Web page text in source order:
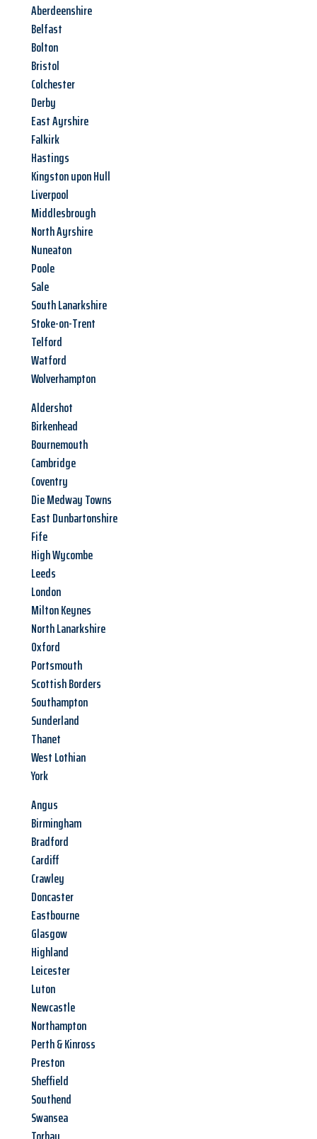
Aberdeenshire
Belfast
Bolton
Bristol
Colchester
Derby
East Ayrshire
Falkirk
Hastings
Kingston upon Hull
Liverpool
Middlesbrough
North Ayrshire
Nuneaton
Poole
Sale
South Lanarkshire
Stoke-on-Trent
Telford
Watford
Wolverhampton
Aldershot
Birkenhead
Bournemouth
Cambridge
Coventry
Die Medway Towns
East Dunbartonshire
Fife
High Wycombe
Leeds
London
Milton Keynes
North Lanarkshire
Oxford
Portsmouth
Scottish Borders
Southampton
Sunderland
Thanet
West Lothian
York
Angus
Birmingham
Bradford
Cardiff
Crawley
Doncaster
Eastbourne
Glasgow
Highland
Leicester
Luton
Newcastle
Northampton
Perth & Kinross
Preston
Sheffield
Southend
Swansea